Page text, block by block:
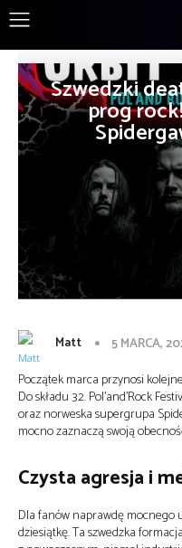
Szwedzki
prog
Matt
5 MARCA,
Początek marca przynosi
Do składu 32. Pol’and’Rock
oraz norweska supergrupa
mocno zaznaczą swoją
Czysta agresja i
Dla fanów naprawdę mocnego
dziesiątkę. Ta szwedzka